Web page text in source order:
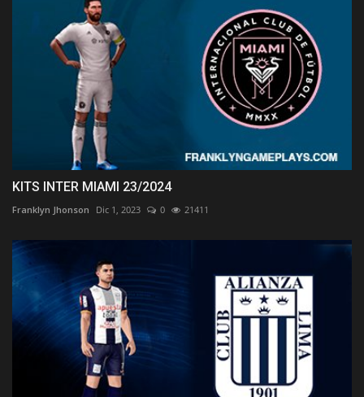
KITS INTER MIAMI 23/2024
Franklyn Jhonson Dic 1, 2023 0 21411